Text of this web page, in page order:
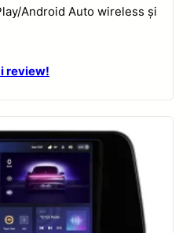
Android Auto wireless și
review!